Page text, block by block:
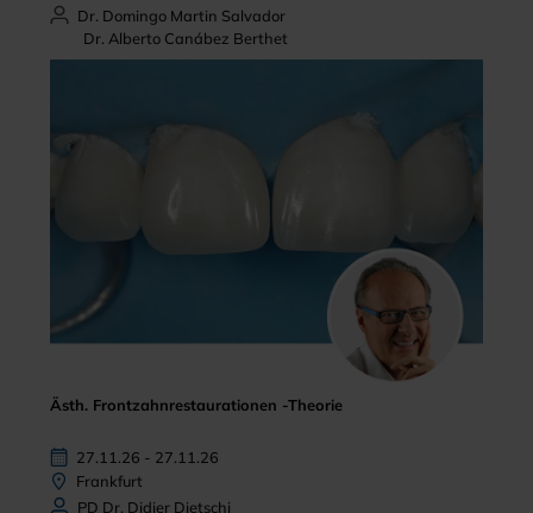
Dr. Domingo Martin Salvador
Dr. Alberto Canábez Berthet
Ästh. Frontzahnrestaurationen -Theorie
27.11.26 - 27.11.26
Frankfurt
PD Dr. Didier Dietschi